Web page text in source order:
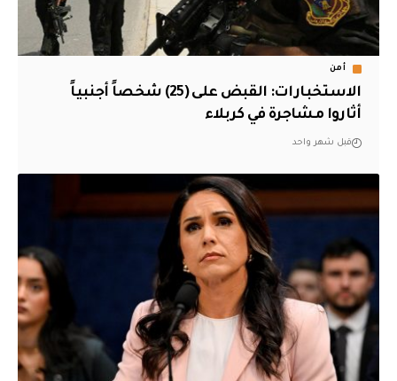
أمن
الاستخبارات: القبض على (25) شخصاً أجنبياً
أثاروا مشاجرة في كربلاء
قبل شهر واحد